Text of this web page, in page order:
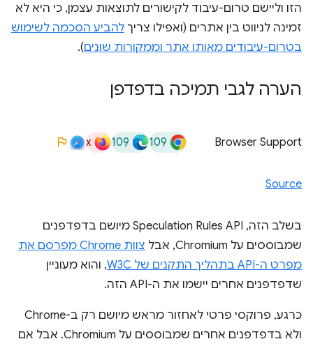
הזו וליישם טרום-עיבוד לקישורים לתוצאות עצמן, כי היא לא
זמינה לניווט בין אתרים (ואפילו צריך להביע הסכמה לשימוש
בטרום-עיבודים מאותו אתר וממקורות שונים).
הערה לגבי תמיכה בדפדפן
Browser Support
109
109
x
Source
בשלב הזה, Speculation Rules API מיושם בדפדפנים
שמבוססים על Chromium, אבל
צוות Chrome מפרסם את
מפרט ה-API בתהליך התקנים של W3C
, והוא מעוניין
שדפדפנים אחרים יישמו את ה-API הזה.
כרגע, פרוקסי פרטי לאחזור מראש מיושם רק ב-Chrome
ולא בדפדפנים אחרים שמבוססים על Chromium. אבל אם